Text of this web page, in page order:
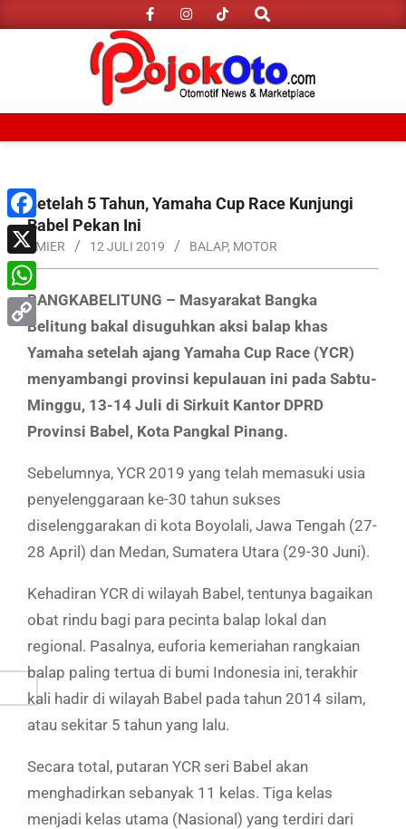
to
Search
MenuSetelah 5 Tahun, Yamaha Cup Race Kunjungi
Babel Pekan Ini
AMIER 12 JULI 2019 BALAP, MOTOR
BANGKABELITUNG – Masyarakat Bangka
Belitung bakal disuguhkan aksi balap khas
Yamaha setelah ajang Yamaha Cup Race (YCR)
menyambangi provinsi kepulauan ini pada Sabtu-
Minggu, 13-14 Juli di Sirkuit Kantor DPRD
Provinsi Babel, Kota Pangkal Pinang.
Sebelumnya, YCR 2019 yang telah memasuki usia
penyelenggaraan ke-30 tahun sukses
diselenggarakan di kota Boyolali, Jawa Tengah (27-
28 April) dan Medan, Sumatera Utara (29-30 Juni).
Kehadiran YCR di wilayah Babel, tentunya bagaikan
obat rindu bagi para pecinta balap lokal dan
regional. Pasalnya, euforia kemeriahan rangkaian
balap paling tertua di bumi Indonesia ini, terakhir
kali hadir di wilayah Babel pada tahun 2014 silam,
atau sekitar 5 tahun yang lalu.
Secara total, putaran YCR seri Babel akan
menghadirkan sebanyak 11 kelas. Tiga kelas
menjadi kelas utama (Nasional) yang terdiri dari
Facebook
X
WhatsApp